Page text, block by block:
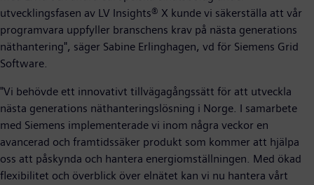
utvecklingsfasen av LV Insights® X kunde vi säkerställa att vår
programvara uppfyller branschens krav på nästa generations
näthantering", säger Sabine Erlinghagen, vd för Siemens Grid
Software.
"Vi behövde ett innovativt tillvägagångssätt för att utveckla
nästa generations näthanteringslösning i Norge. I samarbete
med Siemens implementerade vi inom några veckor en
avancerad och framtidssäker produkt som kommer att hjälpa
oss att påskynda och hantera energiomställningen. Med ökad
flexibilitet och överblick över elnätet kan vi nu hantera vårt